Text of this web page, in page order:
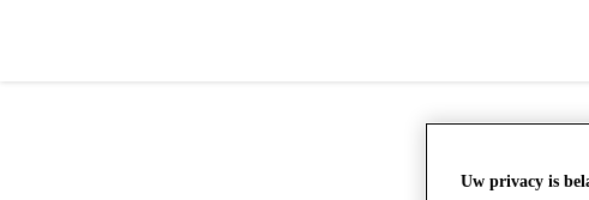
Uw privacy is